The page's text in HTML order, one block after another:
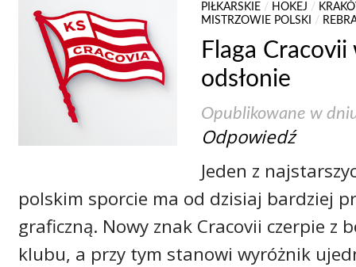
PIŁKARSKIE/ HOKEJ /
MISTRZOWIE POLSKI
/
Flaga
odsłonie
Opublikowane w
Odpowiedź
Jeden z
polskim sporcie ma od dzisiaj bardziej
graficzną. Nowy znak Cracovii czerpie z
klubu, a przy tym stanowi wyróżnik